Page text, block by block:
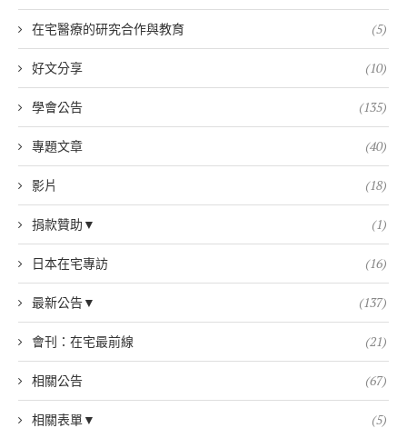
在宅醫療的研究合作與教育 (5)
好文分享 (10)
學會公告 (135)
專題文章 (40)
影片 (18)
捐款贊助▼ (1)
日本在宅專訪 (16)
最新公告▼ (137)
會刊：在宅最前線 (21)
相關公告 (67)
相關表單▼ (5)